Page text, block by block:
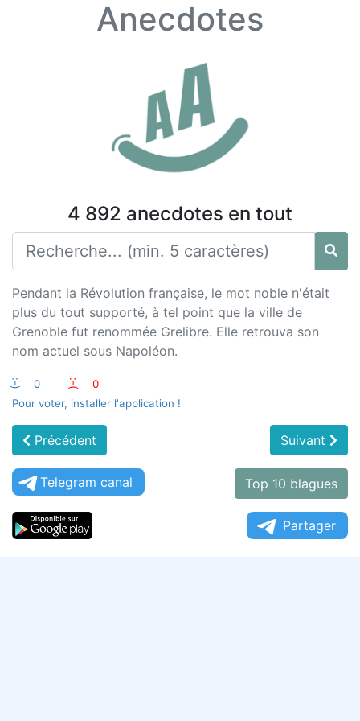
Anecdotes
4 892 anecdotes en tout
Pendant la Révolution française, le mot noble n'était
plus du tout supporté, à tel point que la ville de
Grenoble fut renommée Grelibre. Elle retrouva son
nom actuel sous Napoléon.
:-) 0 :-(
0
Pour voter, installer l'application !
Précédent Suivant
Telegram canal Top 10 blagues
Partager